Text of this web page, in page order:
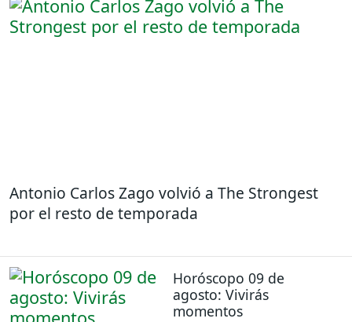
Antonio Carlos Zago volvió a The Strongest
por el resto de temporada
Horóscopo 09 de
agosto: Vivirás
momentos